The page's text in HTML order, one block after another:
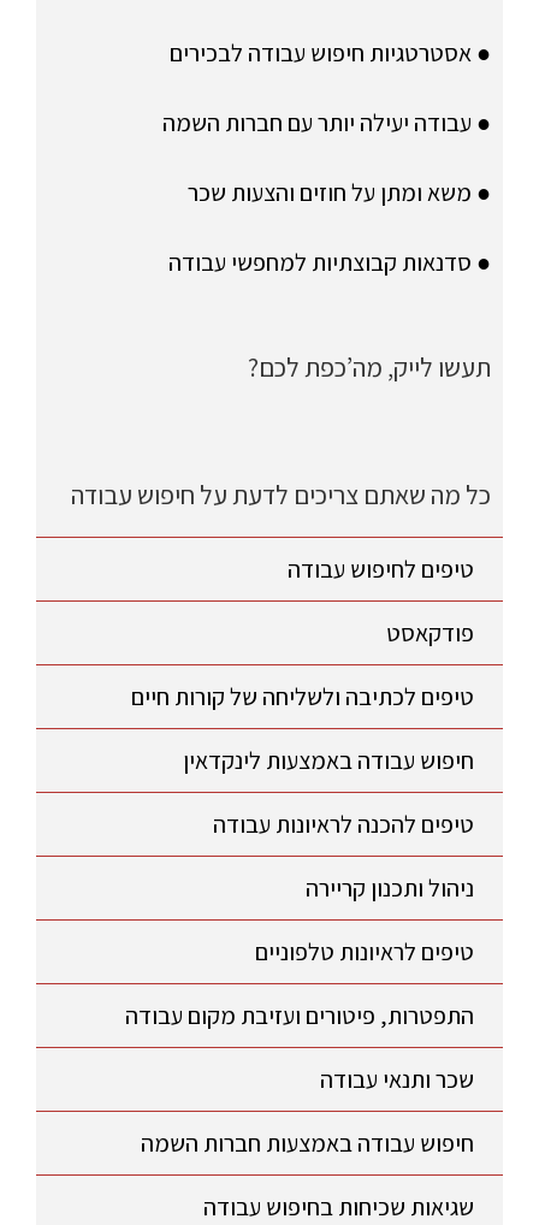
● אסטרטגיות חיפוש עבודה לבכירים
● עבודה יעילה יותר עם חברות השמה
● משא ומתן על חוזים והצעות שכר
● סדנאות קבוצתיות למחפשי עבודה
תעשו לייק, מה’כפת לכם?
כל מה שאתם צריכים לדעת על חיפוש עבודה
טיפים לחיפוש עבודה
פודקאסט
טיפים לכתיבה ולשליחה של קורות חיים
חיפוש עבודה באמצעות לינקדאין
טיפים להכנה לראיונות עבודה
ניהול ותכנון קריירה
טיפים לראיונות טלפוניים
התפטרות, פיטורים ועזיבת מקום עבודה
שכר ותנאי עבודה
חיפוש עבודה באמצעות חברות השמה
שגיאות שכיחות בחיפוש עבודה